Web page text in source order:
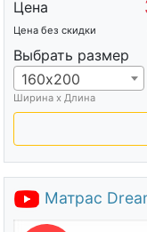
Цена
Цена без скидки
Выбрать размер
160х200
Ширина х Длина
Матрас